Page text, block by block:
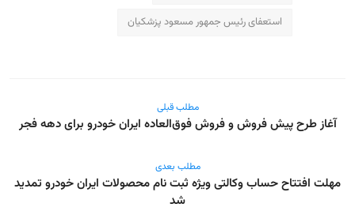
استعفای رئیس جمهور مسعود پزشکیان
مطلب قبلی
آغاز طرح پیش فروش و فروش فوق‌العاده ایران خودرو برای دهه فجر
مطلب بعدی
مهلت افتتاح حساب‌ وکالتی ویژه ثبت نام محصولات ایران خودرو تمدید
شد